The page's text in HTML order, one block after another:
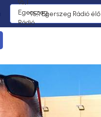
95,1 Egerszeg Rádió élő